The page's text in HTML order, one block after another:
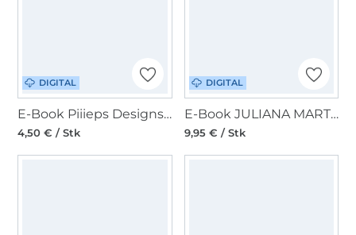
DIGITAL
E-Book Piiieps Designs Umhängetasche Melody Add on
4,50 € / Stk
DIGITAL
E-Book JULIANA MARTEJEVS Hobo Bag Cleo
9,95 € / Stk